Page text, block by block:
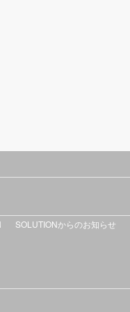
SOLUTIONからのお知らせ